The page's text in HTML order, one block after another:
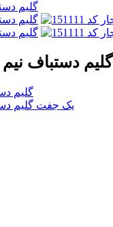
گلیم دستباف نیم